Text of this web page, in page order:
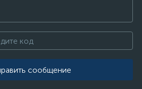
сообщение